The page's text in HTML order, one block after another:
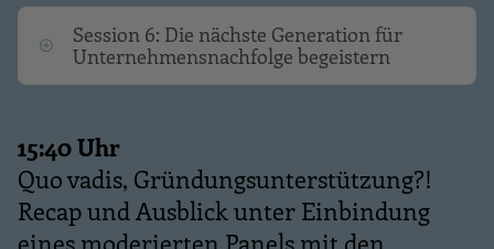
Session 6: Die nächste Generation für
Unternehmensnachfolge begeistern
15:40 Uhr
Quo vadis, Gründungsunterstützung?!
Recap und Ausblick unter Einbindung
eines moderierten Panels mit den